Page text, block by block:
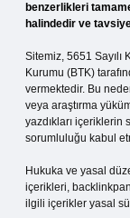
benzerlikleri
halindedir ve
Sitemiz, 5651
Kurumu (BTK)
vermektedir. Bu
veya araştırma
yazdıkları içeriklerin
sorumluluğu kabul
Hukuka ve yasal
içerikleri,
ilgili içerikler yasal